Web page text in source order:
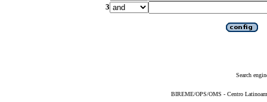
3
Search
BIREME/OPS/OMS - Centro